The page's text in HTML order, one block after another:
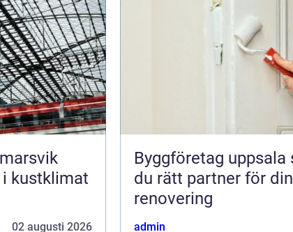
kustklimat
02 augusti 2026
Byggföretag uppsala så väljer
du rätt partner för din
renovering
admin